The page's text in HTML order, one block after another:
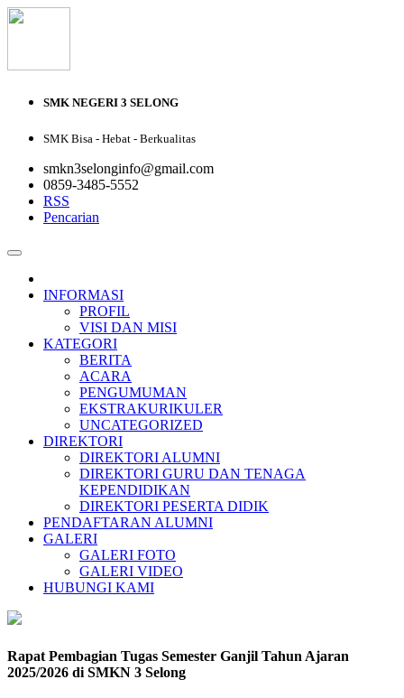
SMK NEGERI 3 SELONG
SMK Bisa - Hebat - Berkualitas
smkn3selonginfo@gmail.com
0859-3485-5552
RSS
Pencarian
INFORMASI
PROFIL
VISI DAN MISI
KATEGORI
BERITA
ACARA
PENGUMUMAN
EKSTRAKURIKULER
UNCATEGORIZED
DIREKTORI
DIREKTORI ALUMNI
DIREKTORI GURU DAN TENAGA
KEPENDIDIKAN
DIREKTORI PESERTA DIDIK
PENDAFTARAN ALUMNI
GALERI
GALERI FOTO
GALERI VIDEO
HUBUNGI KAMI
Rapat Pembagian Tugas Semester Ganjil Tahun Ajaran
2025/2026 di SMKN 3 Selong